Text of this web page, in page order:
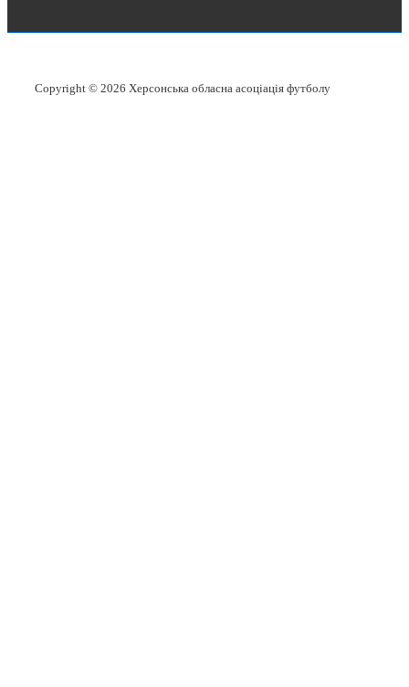
Copyright © 2026 Херсонська обласна асоціація футболу